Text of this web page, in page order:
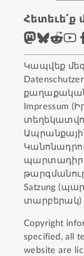
Հետեւե՛ք
Կապվեք
Impressum
պարտադիր
Satzung
տարբերակ)
Copyright
specified, all
website are